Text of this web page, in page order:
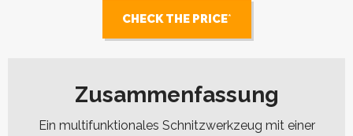
CHECK THE PRICE
Zusammenfassung
Ein multifunktionales Schnitzwerkzeug mit einer